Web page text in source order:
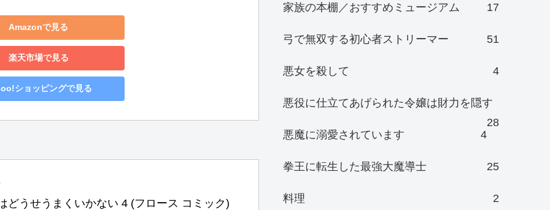
Amazonで見る
楽天市場で見る
ショッピングで見る
どうせうまくいかない 4 (フロース コミック)
家族の本棚／おすすめミュージアム 17
弓で無双する初心者ストリーマー 51
悪女を殺して 4
悪役に仕立てあげられた令嬢は財力を隠す
28
悪魔に溺愛されています
4
拳王に転生した最強大魔導士 25
料理 2